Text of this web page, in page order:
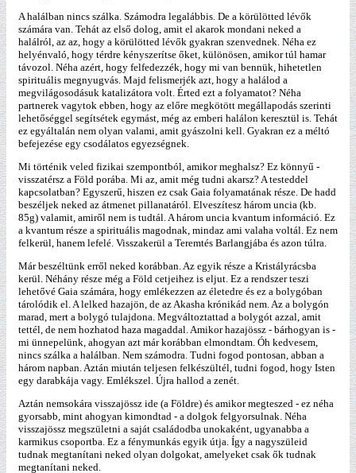
A halálban nincs szálka. Számodra legalábbis. De a körülötted lévők
számára van. Tehát az első dolog, amit el akarok mondani neked a
halálról, az az, hogy a körülötted lévők gyakran szenvednek. Néha ez
helyénvaló, hogy térdre kényszerítse őket, különösen, amikor túl hamar
távozol. Néha azért, hogy felfedezzék, hogy mi van bennük, hihetetlen
spirituális megnyugvás. Majd felismerjék azt, hogy a halálod a
megvilágosodásuk katalizátora volt. Érted ezt a folyamatot? Néha
partnerek vagytok ebben, hogy az előre megkötött megállapodás szerinti
lehetőséggel segítsétek egymást, még az emberi halálon keresztül is. Tehát
ez egyáltalán nem olyan valami, amit gyászolni kell. Gyakran ez a méltó
befejezése egy csodálatos egyezségnek.
Mi történik veled fizikai szempontból, amikor meghalsz? Ez könnyű -
visszatérsz a Föld porába. Mi az, amit még tudni akarsz? A testeddel
kapcsolatban? Egyszerű, hiszen ez csak Gaia folyamatának része. De hadd
beszéljek neked az átmenet pillanatáról. Elveszítesz három uncia (kb.
85g) valamit, amiről nem is tudtál. A három uncia kvantum információ. Ez
a kvantum része a spirituális magodnak, mindaz ami valaha voltál. Ez nem
felkerül, hanem lefelé. Visszakerül a Teremtés Barlangjába és azon túlra.
Már beszéltünk erről neked korábban. Az egyik része a Kristályrácsba
kerül. Néhány része még a Föld cetjeihez is eljut. Ez a rendszer teszi
lehetővé Gaia számára, hogy emlékezzen az életedre és ez a bolygóban
tárolódik el. A lelked hazajön, de az Akasha krónikád nem. Az a bolygón
marad, mert a bolygó tulajdona. Megváltoztattad a bolygót azzal, amit
tettél, de nem hozhatod haza magaddal. Amikor hazajössz - bárhogyan is -
mi ünnepelünk, ahogyan azt már korábban elmondtam. Óh kedvesem,
nincs szálka a halálban. Nem számodra. Tudni fogod pontosan, abban a
három napban. Aztán miután teljesen felkészültél, tudni fogod, hogy Isten
egy darabkája vagy. Emlékszel. Újra hallod a zenét.
Aztán nemsokára visszajössz ide (a Földre) és amikor megteszed - ez néha
gyorsabb, mint ahogyan kimondtad - a dolgok felgyorsulnak. Néha
visszajössz megszületni a saját családodba unokaként, ugyanabba a
karmikus csoportba. Ez a fénymunkás egyik útja. Így a nagyszüleid
tudnak megtanítani neked olyan dolgokat, amelyeket csak ők tudnak
megtanítani neked.